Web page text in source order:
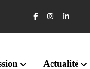
Actualité